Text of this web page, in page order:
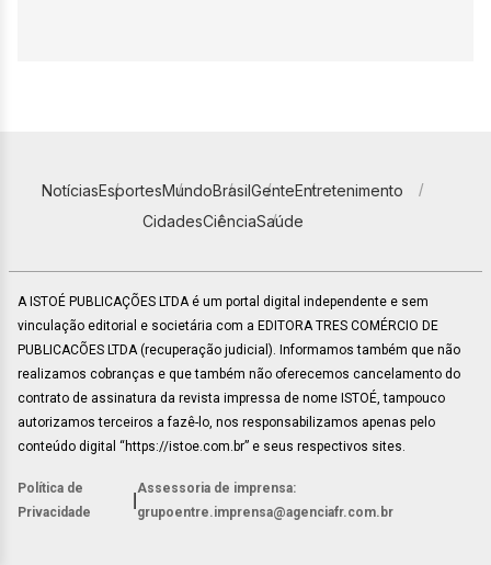
NotíciasEsportesMundoBrasilGenteEntretenimento
CidadesCiênciaSaúde
A ISTOÉ PUBLICAÇÕES LTDA é um portal digital independente e sem
vinculação editorial e societária com a EDITORA TRES COMÉRCIO DE
PUBLICACÕES LTDA (recuperação judicial). Informamos também que não
realizamos cobranças e que também não oferecemos cancelamento do
contrato de assinatura da revista impressa de nome ISTOÉ, tampouco
autorizamos terceiros a fazê-lo, nos responsabilizamos apenas pelo
conteúdo digital “https://istoe.com.br” e seus respectivos sites.
Política de
Privacidade
Assessoria de imprensa:
grupoentre.imprensa@agenciafr.com.br